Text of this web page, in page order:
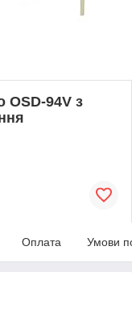
OSD-94V з
Оплата Умови